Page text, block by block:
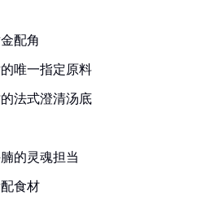
配角
唯一指定原料
法式澄清汤底
的灵魂担当
食材